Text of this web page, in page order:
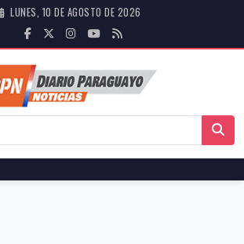
LUNES, 10 DE AGOSTO DE 2026